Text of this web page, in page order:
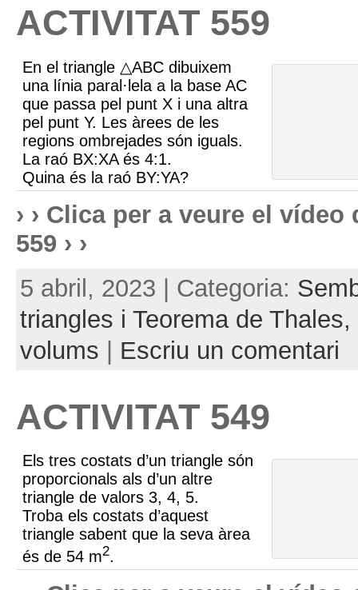
ACTIVITAT 559
En el triangle △ABC dibuixem
una línia paral·lela a la base AC
que passa pel punt X i una altra
pel punt Y. Les àrees de les
regions ombrejades són iguals.
La raó BX:XA és 4:1.
Quina és la raó BY:YA?
› › Clica per a veure el vídeo
559 › ›
5 abril, 2023 | Categoria:
triangles i Teorema de Thales,
volums
Escriu un comentari
ACTIVITAT 549
Els tres costats d’un triangle són
proporcionals als d’un altre
triangle de valors 3, 4, 5.
Troba els costats d’aquest
triangle sabent que la seva àrea
és de 54 m2.